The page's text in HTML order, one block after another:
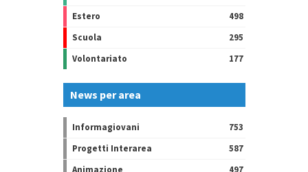
Estero
498
Scuola
295
Volontariato
177
News per area
Informagiovani
753
Progetti Interarea
587
Animazione
497